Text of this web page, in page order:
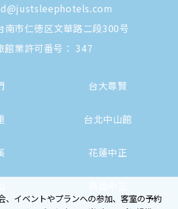
南市仁徳区文華路二段300号
館業許可番号： 347
台大尊賢
台北中山館
花蓮中正
、イベントやプランへの参加、客室の予約